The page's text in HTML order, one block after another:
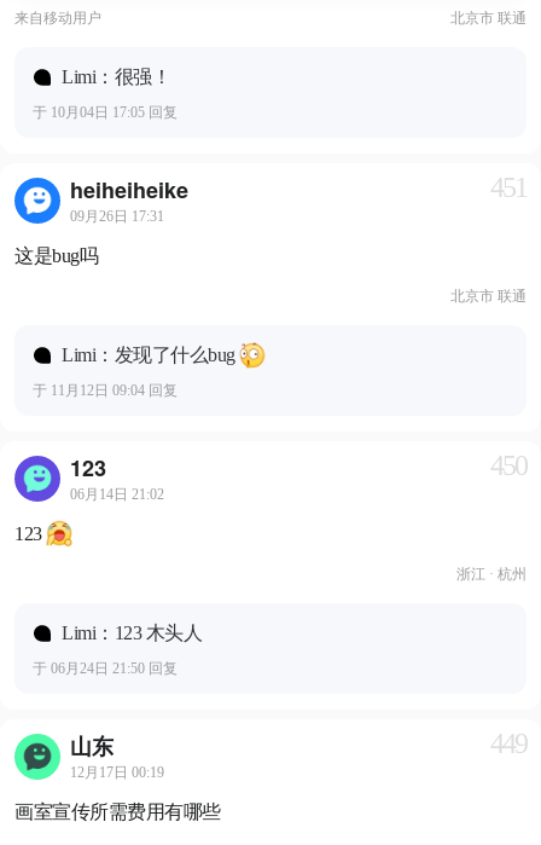
来自移动用户 北京市 联通
Limi：很强！
于 10月04日 17:05 回复
heiheiheike
09月26日 17:31
451
这是bug吗
北京市 联通
Limi：发现了什么bug
于 11月12日 09:04 回复
123
06月14日 21:02
450
123
浙江 · 杭州
Limi：123 木头人
于 06月24日 21:50 回复
山东
12月17日 00:19
449
画室宣传所需费用有哪些